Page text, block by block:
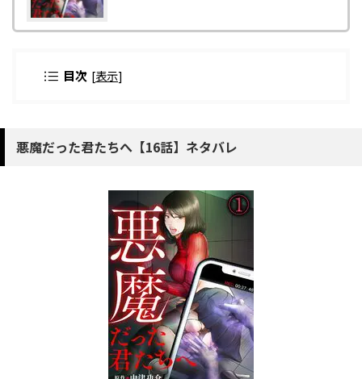
目次 [表示]
悪魔だった君たちへ【16話】ネタバレ